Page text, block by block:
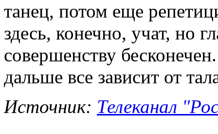
танец, потом еще
здесь, конечно, учат, но
совершенству
дальше все зависит от
Источник: Телеканал